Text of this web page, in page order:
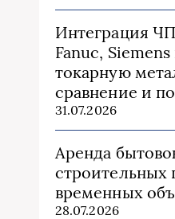
Интеграция
Fanuc, Siemens
токарную
сравнение и
31.07.2026
Аренда
строительных
временных
28.07.2026